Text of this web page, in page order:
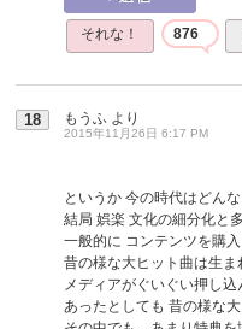
それな！ 876
18 もうふ より
2015年11月26日 6:17 PM
というか 今の時代はどん
結局 娯楽 文化の細分化と
一般的に コンテンツを購
昔の様な大ヒット曲は生ま
メディアがぐいぐい押し
あったとしても 昔の様な大